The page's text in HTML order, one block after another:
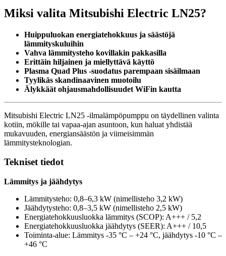
Miksi valita Mitsubishi Electric LN25?
Huippuluokan energiatehokkuus ja säästöjä
lämmityskuluihin
Vahva lämmitysteho kovillakin pakkasilla
Erittäin hiljainen ja miellyttävä käyttö
Plasma Quad Plus -suodatus parempaan sisäilmaan
Tyylikäs skandinaavinen muotoilu
Älykkäät ohjausmahdollisuudet WiFin kautta
Mitsubishi Electric LN25 -ilmalämpöpumppu on täydellinen valinta
kotiin, mökille tai vapaa-ajan asuntoon, kun haluat yhdistää
mukavuuden, energiansäästön ja viimeisimmän
lämmitysteknologian.
Tekniset tiedot
Lämmitys ja jäähdytys
Lämmitysteho: 0,8–6,3 kW (nimellisteho 3,2 kW)
Jäähdytysteho: 0,8–3,5 kW (nimellisteho 2,5 kW)
Energiatehokkuusluokka lämmitys (SCOP): A+++ / 5,2
Energiatehokkuusluokka jäähdytys (SEER): A+++ / 10,5
Toiminta-alue: Lämmitys -35 °C – +24 °C, jäähdytys -10 °C –
+46 °C